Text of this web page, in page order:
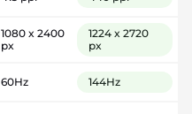
1080 x 2400
px
1224 x 2720
px
60Hz 144Hz